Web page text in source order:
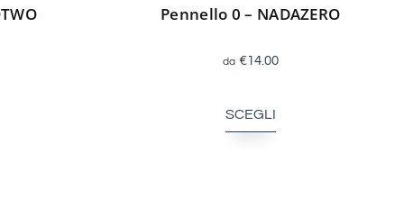
Pennello 0 – NADAZERO
€14.00
SCEGLI